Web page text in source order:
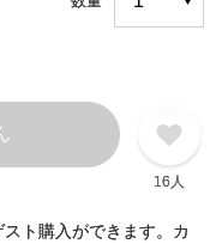
16人
ト購入ができます。カ